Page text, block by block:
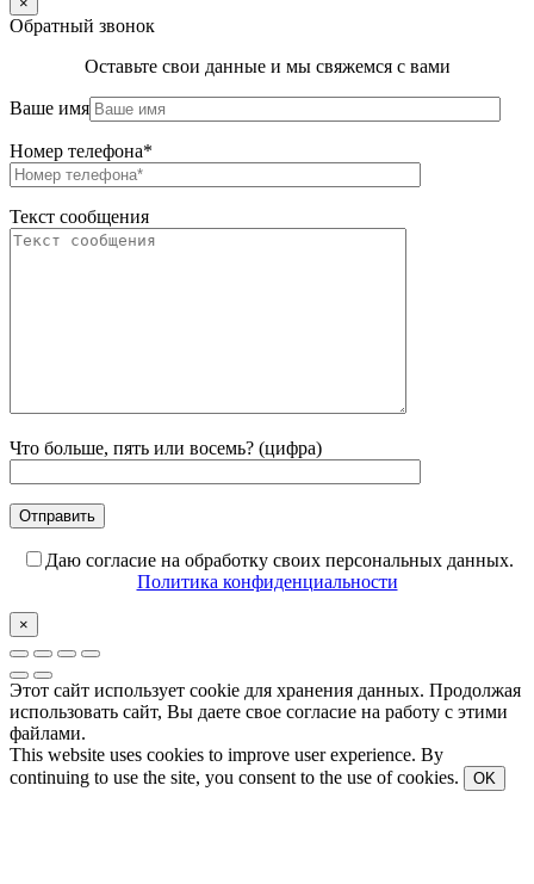
Обратный звонок
Оставьте свои данные и мы свяжемся с вами
Ваше имя
Номер телефона*
Текст сообщения
Что больше, пять или восемь? (цифра)
Даю согласие на обработку своих персональных данных.
Политика конфиденциальности
×
Этот сайт использует cookie для хранения данных. Продолжая
использовать сайт, Вы даете свое согласие на работу с этими
файлами.
This website uses cookies to improve user experience. By
continuing to use the site, you consent to the use of cookies.
OK